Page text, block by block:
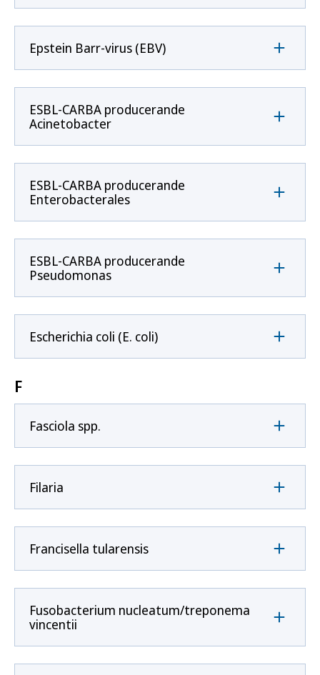
Epstein Barr-virus (EBV)
ESBL-CARBA producerande
Acinetobacter
ESBL-CARBA producerande
Enterobacterales
ESBL-CARBA producerande
Pseudomonas
Escherichia coli (E. coli)
F
Fasciola spp.
Filaria
Francisella tularensis
Fusobacterium nucleatum/treponema
vincentii